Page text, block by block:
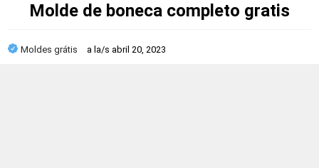
Molde de boneca completo gratis
Moldes grátis a la/s abril 20, 2023